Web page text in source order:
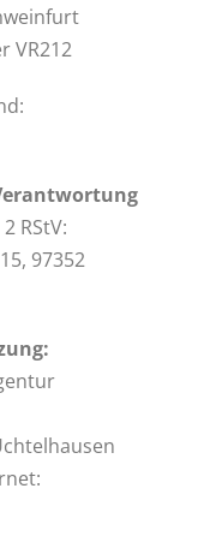
VR212
RStV:
97352